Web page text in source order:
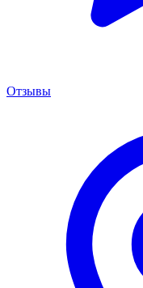
Отзывы